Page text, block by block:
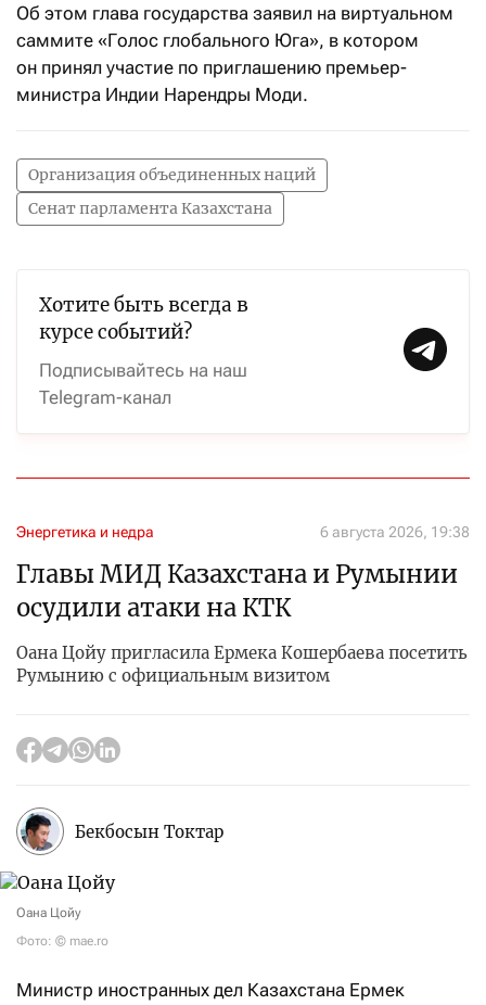
Об этом глава государства заявил на виртуальном
саммите «Голос глобального Юга», в котором
он принял участие по приглашению премьер-
министра Индии Нарендры Моди.
Организация объединенных наций
Сенат парламента Казахстана
Хотите быть всегда в
курсе событий?
Подписывайтесь на наш
Telegram-канал
Энергетика и недра 6 августа 2026, 19:38
Главы МИД Казахстана и Румынии
осудили атаки на КТК
Оана Цойу пригласила Ермека Кошербаева посетить
Румынию с официальным визитом
Бекбосын Токтар
Оана Цойу
Фото: © mae.ro
Министр иностранных дел Казахстана Ермек